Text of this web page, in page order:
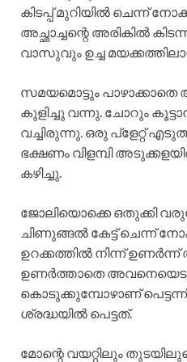
കിടപ്പ് മുറിയിൽ ചെന്ന്
അച്ഛാച്ചന്റെ അരികിൽ
വാസുവും ഉച്ച
സമയമൊട്ടും
കുളിച്ചു വന്നു. ചോറും
വച്ചിരുന്നു. ഒരു പ്ളേറ്റ്
ഭക്ഷണം വിളമ്പി
കഴിച്ചു.
ജോലിയൊക്കെ ഒതുക്കി
ചിണുങ്ങൽ കേട്ട് ചെന്ന്
ഉറക്കത്തിൽ നിന്ന്
ഉണർത്താതെ
കൊടുക്കുമ്പോഴാണ്
ശ്രദ്ധയിൽ പെട്ടത്.
മോന്റെ വയറ്റിലും